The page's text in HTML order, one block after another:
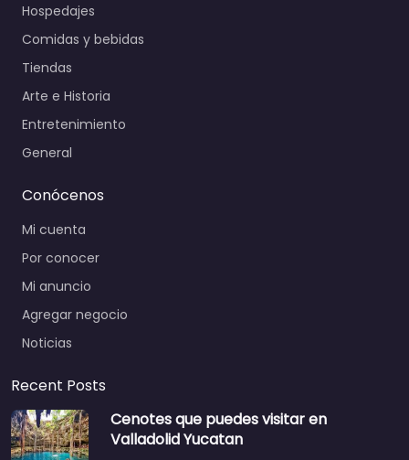
Hospedajes
Comidas y bebidas
Tiendas
Arte e Historia
Entretenimiento
General
Conócenos
Mi cuenta
Por conocer
Mi anuncio
Agregar negocio
Noticias
Recent Posts
Cenotes que puedes visitar en
Valladolid Yucatan